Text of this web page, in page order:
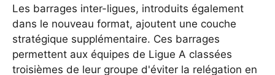
Les barrages inter-ligues, introduits également
dans le nouveau format, ajoutent une couche
stratégique supplémentaire. Ces barrages
permettent aux équipes de Ligue A classées
troisièmes de leur groupe d'éviter la relégation en